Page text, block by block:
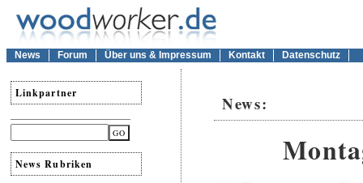
News Forum Über uns & Impressum Kontakt Datenschutz
Linkpartner
News Rubriken
News: